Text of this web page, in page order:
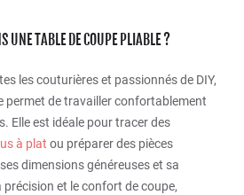
UNE TABLE DE COUPE PLIABLE ?
les couturières et passionnés de DIY,
permet de travailler confortablement
Elle est idéale pour tracer des
à plat ou préparer des pièces
dimensions généreuses et sa
précision et le confort de coupe,